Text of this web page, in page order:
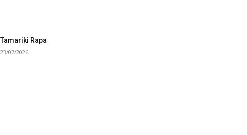
Tamariki Rapa
23/07/2026